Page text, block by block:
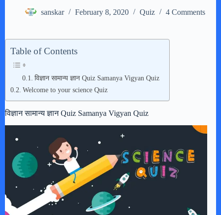
sanskar February 8, 2020 Quiz 4 Comments
Table of Contents
विज्ञान सामान्य ज्ञान Quiz Samanya Vigyan Quiz
Welcome to your science Quiz
विज्ञान सामान्य ज्ञान Quiz Samanya Vigyan Quiz